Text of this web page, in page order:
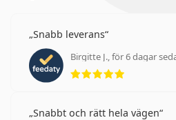
Snabb leverans
Birgitte J., för 6 dagar
Betyg 5 av
Snabbt och rätt hela vägen